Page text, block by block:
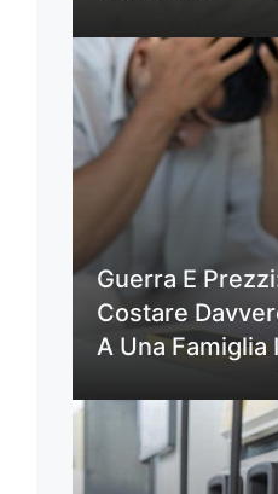
Guerra E
Costare
A Una Famiglia